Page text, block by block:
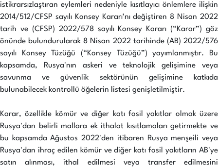
istikrarsızlaştıran eylemleri nedeniyle kısıtlayıcı önlemlere ilişkin
2014/512/CFSP sayılı Konsey Kararı’nı değiştiren 8 Nisan 2022
tarih ve (CFSP) 2022/578 sayılı Konsey Kararı (“Karar”) göz
önünde bulundurularak 8 Nisan 2022 tarihinde (AB) 2022/576
sayılı Konsey Tüzüğü (“Konsey Tüzüğü”) yayımlanmıştır. Bu
kapsamda, Rusya'nın askeri ve teknolojik gelişimine veya
savunma ve güvenlik sektörünün gelişimine katkıda
bulunabilecek kontrollü öğelerin listesi genişletilmiştir.
Karar, özellikle kömür ve diğer katı fosil yakıtlar olmak üzere
Rusya'dan belirli mallara ek ithalat kısıtlamaları getirmekte ve
bu kapsamda Ağustos 2022'den itibaren Rusya menşeili veya
Rusya'dan ihraç edilen kömür ve diğer katı fosil yakıtların AB'ye
satın alınması, ithal edilmesi veya transfer edilmesini